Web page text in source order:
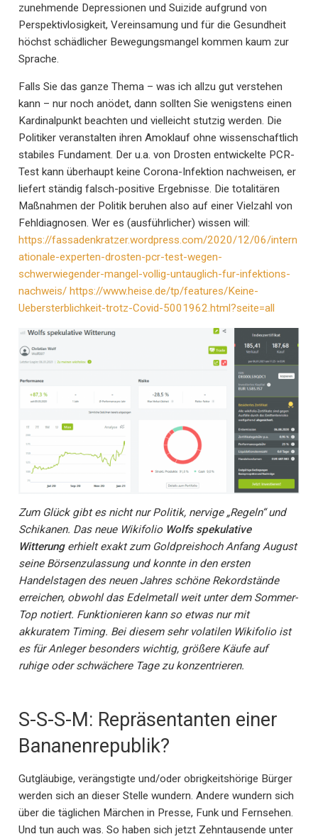
zunehmende Depressionen und Suizide aufgrund von
Perspektivlosigkeit, Vereinsamung und für die Gesundheit
höchst schädlicher Bewegungsmangel kommen kaum zur
Sprache.
Falls Sie das ganze Thema – was ich allzu gut verstehen
kann – nur noch anödet, dann sollten Sie wenigstens einen
Kardinalpunkt beachten und vielleicht stutzig werden. Die
Politiker veranstalten ihren Amoklauf ohne wissenschaftlich
stabiles Fundament. Der u.a. von Drosten entwickelte PCR-
Test kann überhaupt keine Corona-Infektion nachweisen, er
liefert ständig falsch-positive Ergebnisse. Die totalitären
Maßnahmen der Politik beruhen also auf einer Vielzahl von
Fehldiagnosen. Wer es (ausführlicher) wissen will:
https://fassadenkratzer.wordpress.com/2020/12/06/intern
ationale-experten-drosten-pcr-test-wegen-
schwerwiegender-mangel-vollig-untauglich-fur-infektions-
nachweis/ https://www.heise.de/tp/features/Keine-
Uebersterblichkeit-trotz-Covid-5001962.html?seite=all
Zum Glück gibt es nicht nur Politik, nervige „Regeln“ und
Schikanen. Das neue Wikifolio Wolfs spekulative
Witterung erhielt exakt zum Goldpreishoch Anfang August
seine Börsenzulassung und konnte in den ersten
Handelstagen des neuen Jahres schöne Rekordstände
erreichen, obwohl das Edelmetall weit unter dem Sommer-
Top notiert. Funktionieren kann so etwas nur mit
akkuratem Timing. Bei diesem sehr volatilen Wikifolio ist
es für Anleger besonders wichtig, größere Käufe auf
ruhige oder schwächere Tage zu konzentrieren.
S-S-S-M: Repräsentanten einer
Bananenrepublik?
Gutgläubige, verängstigte und/oder obrigkeitshörige Bürger
werden sich an dieser Stelle wundern. Andere wundern sich
über die täglichen Märchen in Presse, Funk und Fernsehen.
Und tun auch was. So haben sich jetzt Zehntausende unter